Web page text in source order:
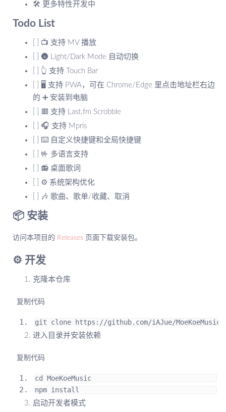
🛠 更多特性开发中
Todo List
[ ] 📺 支持 MV 播放
[ ] 🌚 Light/Dark Mode 自动切换
[ ] 👆 支持 Touch Bar
[ ] 🖥️ 支持 PWA，可在 Chrome/Edge 里点击地址栏右边
的 ➕ 安装到电脑
[ ] 🟥 支持 Last.fm Scrobble
[ ] 🎧 支持 Mpris
[ ] ⌨️ 自定义快捷键和全局快捷键
[ ] 🤟 多语言支持
[ ] 📻 桌面歌词
[ ] ⚙️ 系统架构优化
[ ] 🎶 歌曲、歌单/收藏、取消
📦️ 安装
访问本项目的 Releases 页面下载安装包。
⚙️ 开发
克隆本仓库
复制代码
git clone https ://github. com/iAJue/MoeKoeMusic
进入目录并安装依赖
复制代码
cd MoeKoeMusic
npm install
启动开发者模式